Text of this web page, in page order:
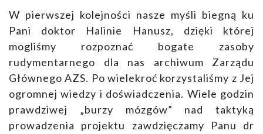
W pierwszej kolejności nasze myśli biegną ku
Pani doktor Halinie Hanusz, dzięki której
mogliśmy rozpoznać bogate zasoby
rudymentarnego dla nas archiwum Zarządu
Głównego AZS. Po wielekroć korzystaliśmy z Jej
ogromnej wiedzy i doświadczenia. Wiele godzin
prawdziwej „burzy mózgów” nad taktyką
prowadzenia projektu zawdzięczamy Panu dr